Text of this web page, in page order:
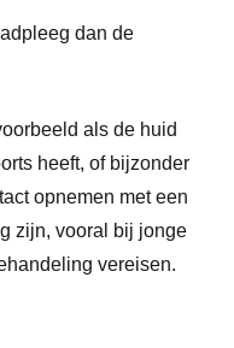
dan de
als de huid
heeft, of bijzonder
opnemen met een
zijn, vooral bij jonge
vereisen.